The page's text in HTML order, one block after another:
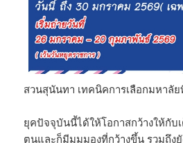
สวนสุนันทา เทคนิคการเลือกมหาลั
ยุคปัจจุบันนี้ได้ให้โอกาสกว้างให้กั
ตนและก็มีมุมมองที่กว้างขึ้น รวมถึง